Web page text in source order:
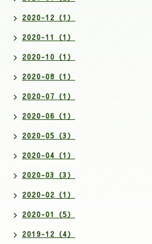
2020-12（1）
2020-11（1）
2020-10（1）
2020-08（1）
2020-07（1）
2020-06（1）
2020-05（3）
2020-04（1）
2020-03（3）
2020-02（1）
2020-01（5）
2019-12（4）